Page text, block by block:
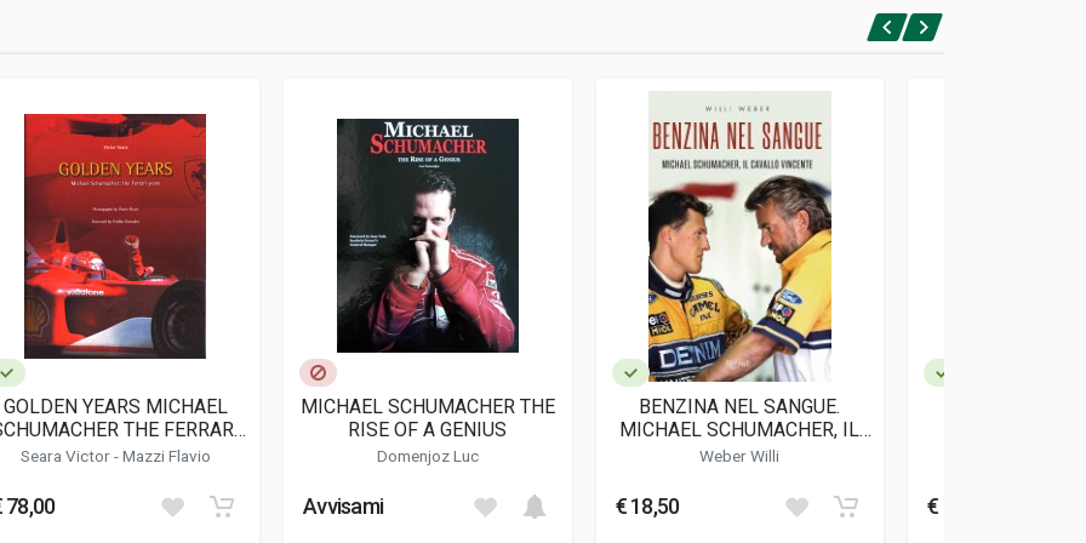
GOLDEN YEARS MICHAEL
THE FERRARI
YEARS
Seara Victor-Mazzi Flavio
78,00
MICHAEL SCHUMACHER THE
RISE OF A GENIUS
Domenjoz Luc
Avvisami
BENZINA NEL SANGUE.
MICHAEL SCHUMACHER, IL
CAVALLO VINCENTE.
Weber Willi
€ 18,50 € 119,00